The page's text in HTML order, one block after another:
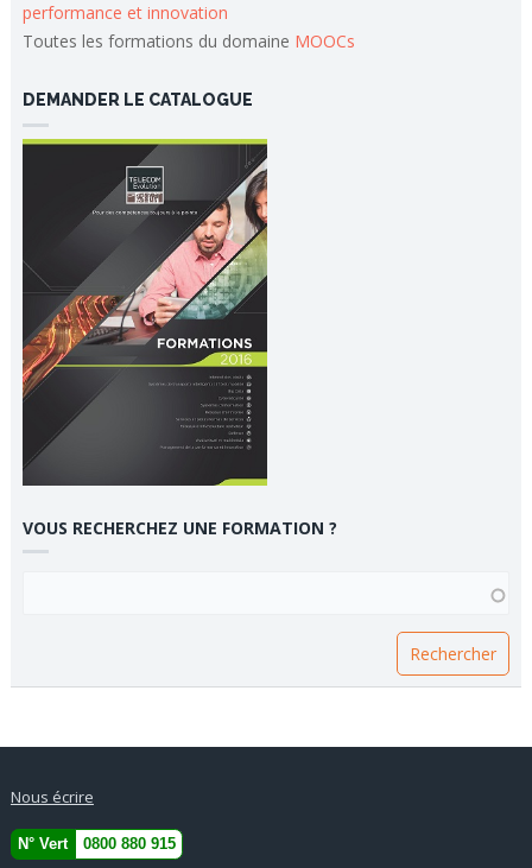
performance et innovation
Toutes les formations du domaine MOOCs
DEMANDER LE CATALOGUE
VOUS RECHERCHEZ UNE FORMATION ?
Nous écrire
N° Vert 0800 880 915